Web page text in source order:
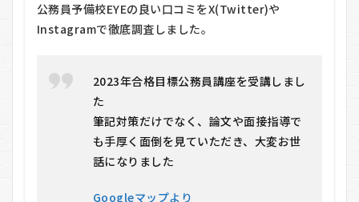
6.0.1
おすす
めする
6.0.2
おすす
めしな
い人
公務員予備校EYEの良い口コミをX(Twitter)や
Instagramで徹底調査しました。
2023年合格目標公務員講座を受講しまし
た
筆記対策だけでなく、論文や面接指導で
も手厚く面倒を見ていただき、大変お世
話になりました
Googleマップより